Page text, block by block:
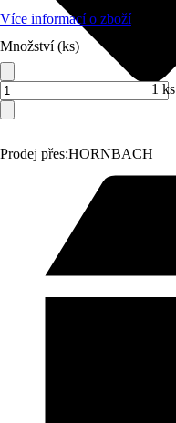
Prodej přes:HORNBACH
Více informací o zboží
Množství (ks)
1 ks